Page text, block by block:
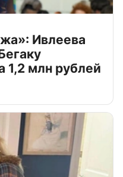
Ивлеева
1,2 млн рублей